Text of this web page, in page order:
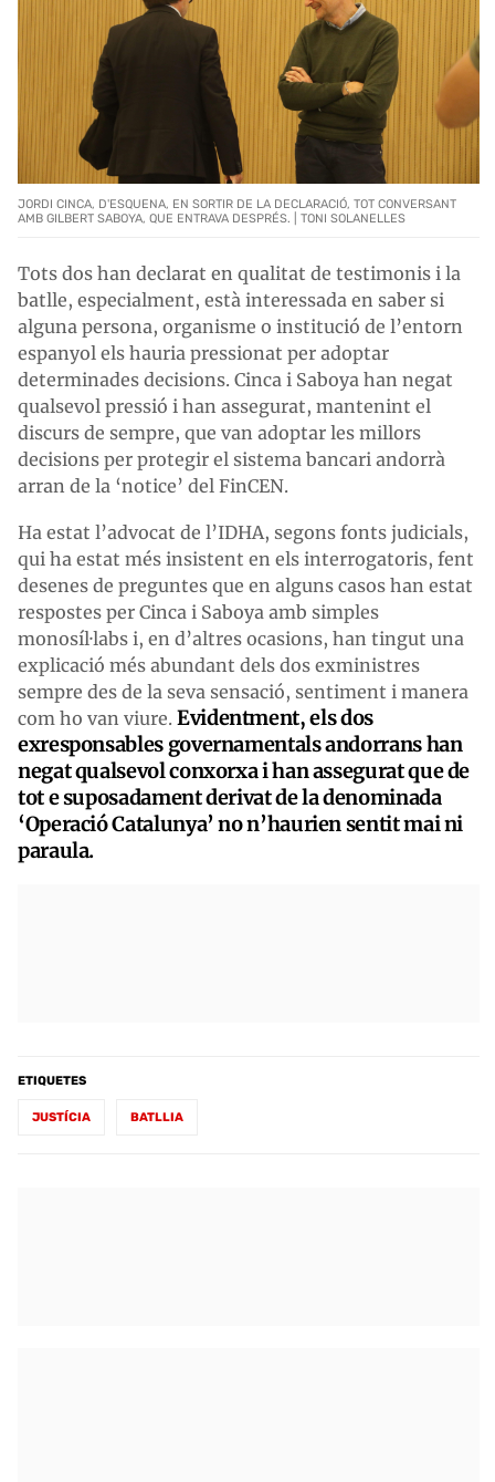
JORDI CINCA, D'ESQUENA, EN SORTIR DE LA DECLARACIÓ, TOT CONVERSANT
AMB GILBERT SABOYA, QUE ENTRAVA DESPRÉS. | TONI SOLANELLES
Tots dos han declarat en qualitat de testimonis i la
batlle, especialment, està interessada en saber si
alguna persona, organisme o institució de l’entorn
espanyol els hauria pressionat per adoptar
determinades decisions. Cinca i Saboya han negat
qualsevol pressió i han assegurat, mantenint el
discurs de sempre, que van adoptar les millors
decisions per protegir el sistema bancari andorrà
arran de la ‘notice’ del FinCEN.
Ha estat l’advocat de l’IDHA, segons fonts judicials,
qui ha estat més insistent en els interrogatoris, fent
desenes de preguntes que en alguns casos han estat
respostes per Cinca i Saboya amb simples
monosíl·labs i, en d’altres ocasions, han tingut una
explicació més abundant dels dos exministres
sempre des de la seva sensació, sentiment i manera
com ho van viure. Evidentment, els dos
exresponsables governamentals andorrans han
negat qualsevol conxorxa i han assegurat que de
tot e suposadament derivat de la denominada
‘Operació Catalunya’ no n’haurien sentit mai ni
paraula.
ETIQUETES
JUSTÍCIA BATLLIA